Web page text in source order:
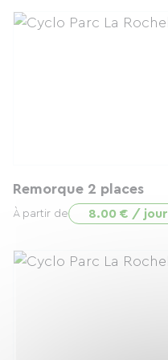
Remorque 2 places
À partir de 8.00 € / jour